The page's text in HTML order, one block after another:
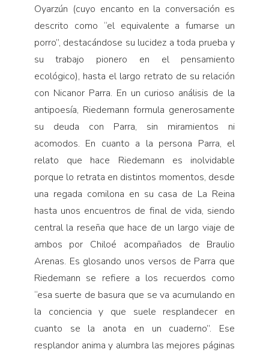
Oyarzún (cuyo encanto en la conversación es
descrito como “el equivalente a fumarse un
porro”, destacándose su lucidez a toda prueba y
su trabajo pionero en el pensamiento
ecológico), hasta el largo retrato de su relación
con Nicanor Parra. En un curioso análisis de la
antipoesía, Riedemann formula generosamente
su deuda con Parra, sin miramientos ni
acomodos. En cuanto a la persona Parra, el
relato que hace Riedemann es inolvidable
porque lo retrata en distintos momentos, desde
una regada comilona en su casa de La Reina
hasta unos encuentros de final de vida, siendo
central la reseña que hace de un largo viaje de
ambos por Chiloé acompañados de Braulio
Arenas. Es glosando unos versos de Parra que
Riedemann se refiere a los recuerdos como
“esa suerte de basura que se va acumulando en
la conciencia y que suele resplandecer en
cuanto se la anota en un cuaderno”. Ese
resplandor anima y alumbra las mejores páginas